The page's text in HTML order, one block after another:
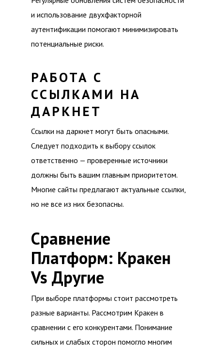
и использование двухфакторной
аутентификации помогают минимизировать
потенциальные риски.
РАБОТА С
ССЫЛКАМИ НА
ДАРКНЕТ
Ссылки на даркнет могут быть опасными.
Следует подходить к выбору ссылок
ответственно — проверенные источники
должны быть вашим главным приоритетом.
Многие сайты предлагают актуальные ссылки,
но не все из них безопасны.
Сравнение
Платформ: Кракен
Vs Другие
При выборе платформы стоит рассмотреть
разные варианты. Рассмотрим Кракен в
сравнении с его конкурентами. Понимание
сильных и слабых сторон помогло многим